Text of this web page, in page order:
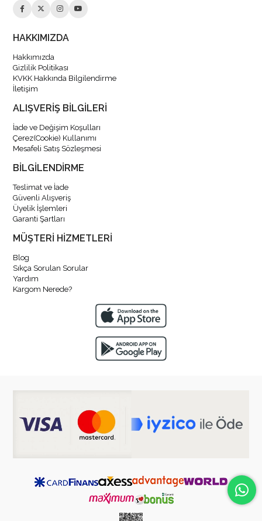
HAKKIMIZDA
Hakkımızda
Gizlilik Politikası
KVKK Hakkında Bilgilendirme
İletişim
ALIŞVERİŞ BİLGİLERİ
İade ve Değişim Koşulları
Çerez(Cookie) Kullanımı
Mesafeli Satış Sözleşmesi
BİLGİLENDİRME
Teslimat ve İade
Güvenli Alışveriş
Üyelik İşlemleri
Garanti Şartları
MÜŞTERİ HİZMETLERİ
Blog
Sıkça Sorulan Sorular
Yardım
Kargom Nerede?